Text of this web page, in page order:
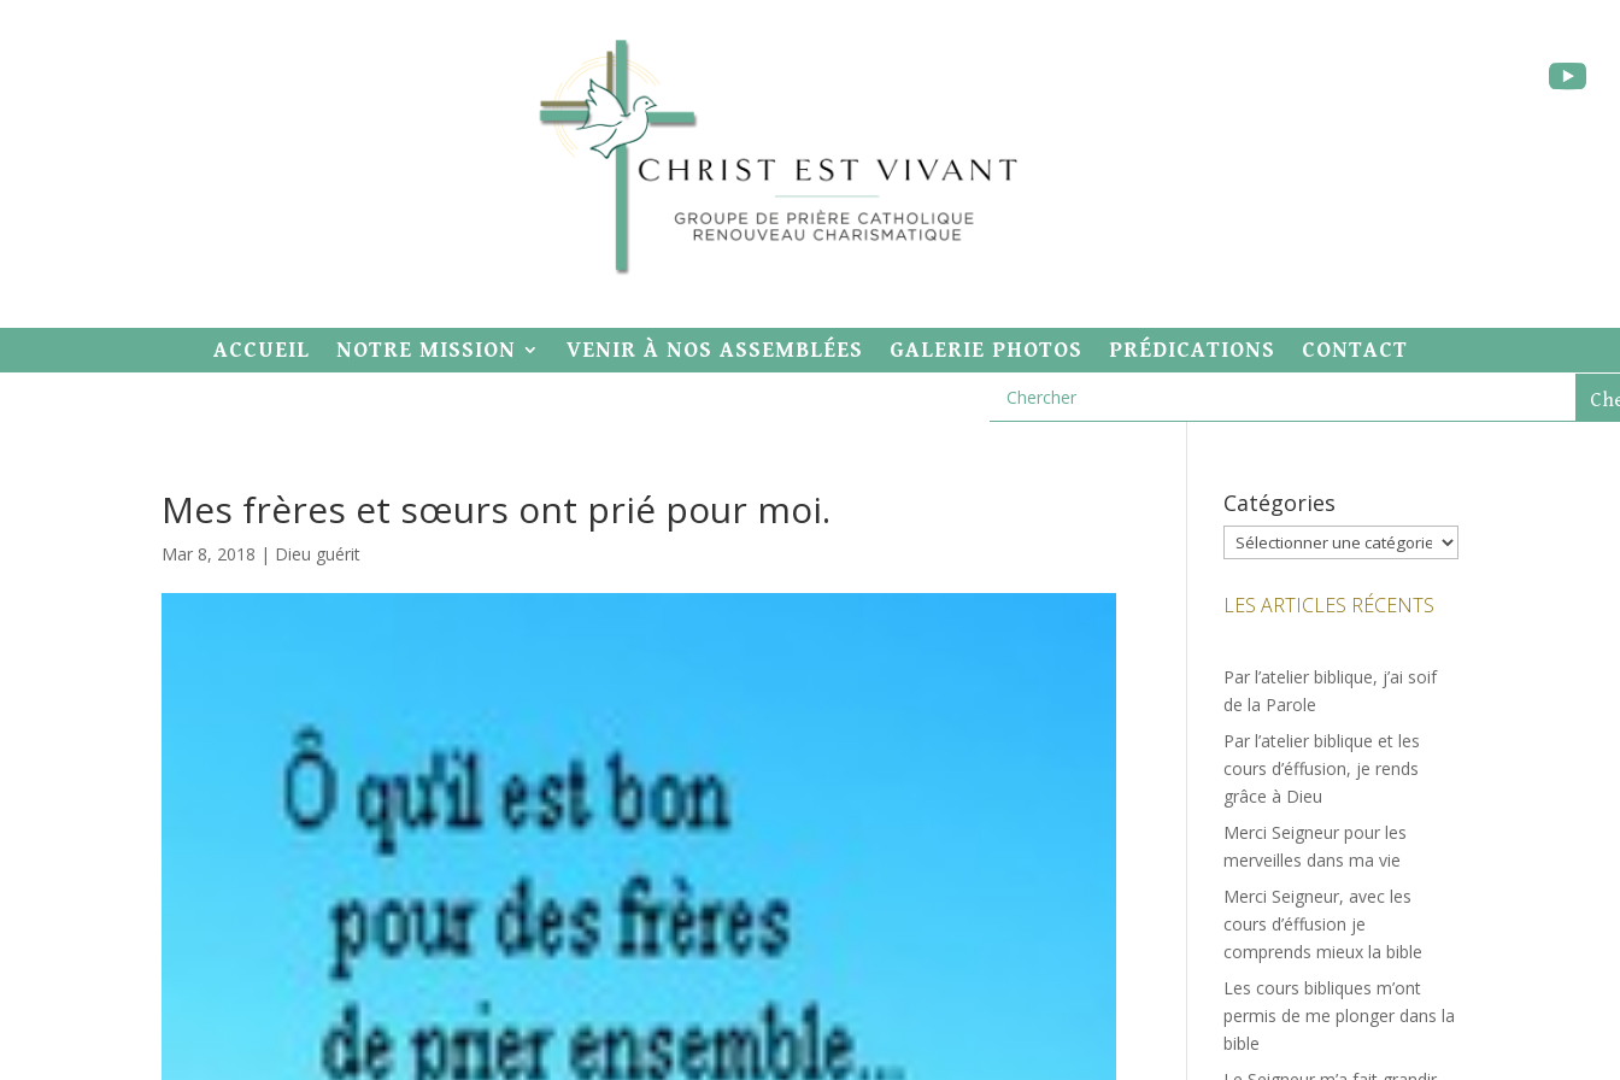
ACCUEIL NOTRE MISSION VENIR À NOS ASSEMBLÉES GALERIE PHOTOS PRÉDICATIONS CONTACT
Mes frères et sœurs ont prié pour moi.
Mar 8, 2018 | Dieu guérit
Catégories
Catégories
LES ARTICLES RÉCENTS
Par l’atelier biblique, j’ai soif
de la Parole
Par l’atelier biblique et les
cours d’éffusion, je rends
grâce à Dieu
Merci Seigneur pour les
merveilles dans ma vie
Merci Seigneur, avec les
cours d’éffusion je
comprends mieux la bible
Les cours bibliques m’ont
permis de me plonger dans la
bible